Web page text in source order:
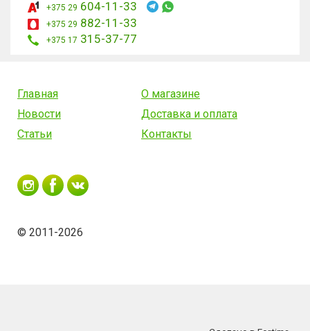
+375 29 604-11-33
+375 29 882-11-33
+375 17 315-37-77
Главная
О магазине
Новости
Доставка и оплата
Статьи
Контакты
© 2011-2026